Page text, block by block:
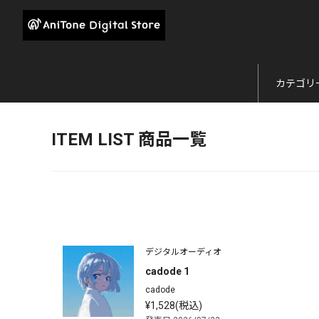
カテゴリ
ITEM LIST 商品一覧
デジタルオーディオ
cadode 1
cadode
¥1,528(税込)